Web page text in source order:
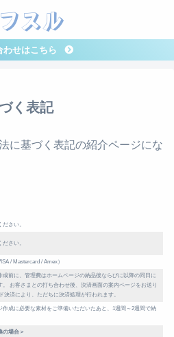
スル
わせはこちら
く表記
に基づく表記の紹介ページにな
ださい。
ださい。
/ Mastercard / Amex）
成前に、管理費はホームページの納品後ならびに以降の同日に
お客さまとの打ち合わせ後、決済画面の案内ページをお送り
決済により、ただちに決済処理が行われます。
作成に必要な素材をご準備いただいたあと、1週間～2週間で納
の場合＞